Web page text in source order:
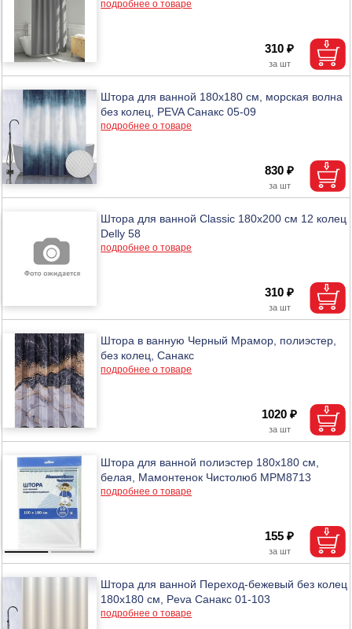
подробнее о товаре
310 ₽
Штора для ванной 180х180 см, морская волна
без колец, PEVA Санакс 05-09
подробнее о товаре
830 ₽
Штора для ванной Classic 180х200 см 12 колец
Delly 58
подробнее о товаре
310 ₽
Штора в ванную Черный Мрамор, полиэстер,
без колец, Санакс
подробнее о товаре
1020 ₽
Штора для ванной полиэстер 180х180 см,
белая, Мамонтенок Чистолюб МРМ8713
подробнее о товаре
155 ₽
Штора для ванной Переход-бежевый без колец
180х180 см, Peva Санакс 01-103
подробнее о товаре